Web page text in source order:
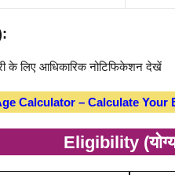
के लिए आधिकारिक नोटिफिकेशन देखें
Calculator – Calculate Your
Eligibility